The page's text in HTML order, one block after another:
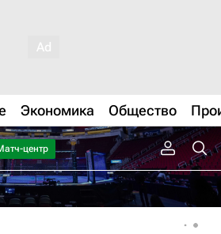
Экономика Общество
центр